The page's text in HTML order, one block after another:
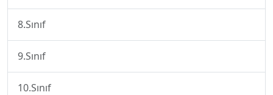
8.Sınıf
9.Sınıf
10.Sınıf